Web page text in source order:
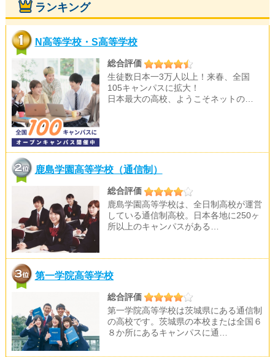
ランキング
N高等学校・S高等学校
総合評価
生徒数日本一3万人以上！来春、全国
105キャンパスに拡大！
日本最大の高校、ようこそネットの…
鹿島学園高等学校（通信制）
総合評価
鹿島学園高等学校は、全日制高校が運営
している通信制高校。日本各地に250ヶ
所以上のキャンパスがある…
第一学院高等学校
総合評価
第一学院高等学校は茨城県にある通信制
の高校です。茨城県の本校または全国６
８か所にあるキャンパスに通…